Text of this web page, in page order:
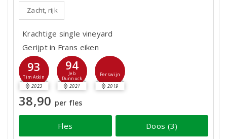
Zacht, rijk
Krachtige single vineyard
Gerijpt in Frans eiken
93
Tim Atkin
2023
94
Jeb
Dunnuck
2021
Perswijn
2019
38,90 per fles
Fles Doos (3)